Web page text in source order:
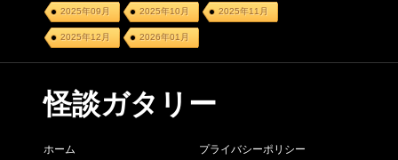
2025年09月 2025年10月 2025年11月
2025年12月 2026年01月
怪談ガタリー
ホーム プライバシーポリシー